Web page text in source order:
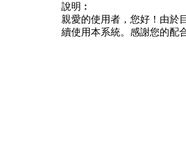
說明︰
親愛的使用者，您好！由於
續使用本系統。感謝您的配合